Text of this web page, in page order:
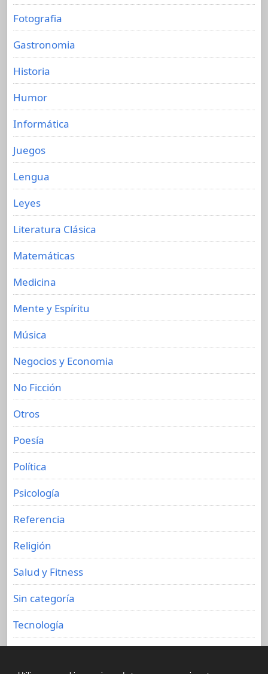
Fotografia
Gastronomia
Historia
Humor
Informática
Juegos
Lengua
Leyes
Literatura Clásica
Matemáticas
Medicina
Mente y Espíritu
Música
Negocios y Economia
No Ficción
Otros
Poesía
Política
Psicología
Referencia
Religión
Salud y Fitness
Sin categoría
Tecnología